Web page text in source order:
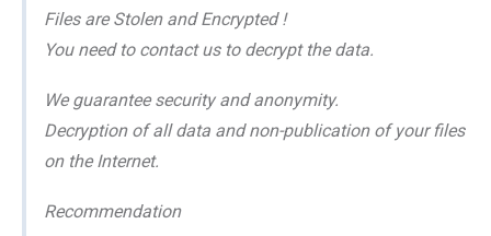
Files are Stolen and Encrypted !
You need to contact us to decrypt the data.
We guarantee security and anonymity.
Decryption of all data and non-publication of your files
on the Internet.
Recommendation